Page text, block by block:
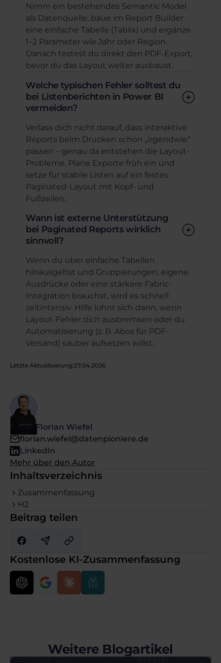
Nimm ein bestehendes Semantic Model
als Datenquelle, baue im Report Builder
eine einfache Tabelle (Tablix) und ergänze
1–2 Parameter wie Jahr oder Region.
Danach testest du direkt den PDF-Export,
bevor du das Layout weiter ausbaust.
Welche typischen Fehler solltest du
bei Listenberichten in Power BI
vermeiden?
Verlass dich nicht darauf, dass interaktive
Reports beim Drucken schon „irgendwie“
passen – genau da entstehen die Layout-
Probleme. Plane Exporte früh ein und
setze für stabile Listen auf ein festes
Paginated-Layout mit Kopf- und
Fußzeilen.
Wann ist externe Unterstützung
bei Paginated Reports wirklich
sinnvoll?
Wenn du über einfache Tabellen
hinausgehst und Gruppierungen, eigene
Ausdrücke oder eine stärkere Fabric-
Integration brauchst, wird es schnell
zeitintensiv. Hilfe lohnt sich dann, wenn
Layout-Fehler dich ausbremsen oder du
Automatisierung (z. B. Abos für PDF-
Versand) sauber aufsetzen willst.
Letzte Aktualisierung:27.04.2026
Autor: Florian Wiefel
florian.wiefel@datenpioniere.de
LinkedIn
Mehr über den Autor
Inhaltsverzeichnis
Zusammenfassung
H2
Beitrag teilen
Kostenlose KI-Zusammenfassung
Weitere Blogartikel